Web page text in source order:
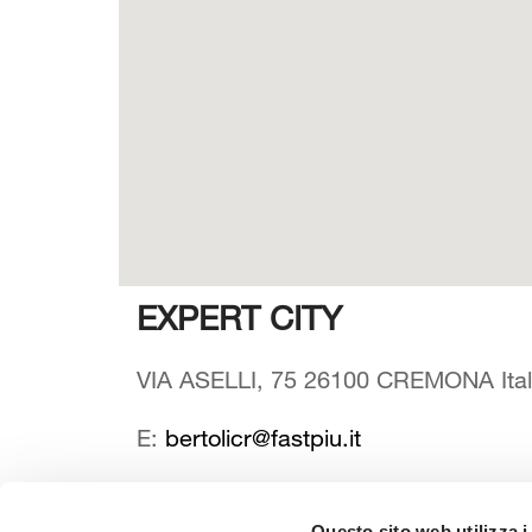
EXPERT CITY
VIA ASELLI, 75 26100 CREMONA
E: bertolicr@fastpiu.it